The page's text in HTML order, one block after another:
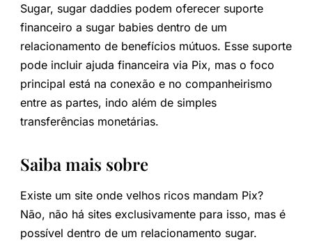
Sugar, sugar daddies podem oferecer suporte
financeiro a sugar babies dentro de um
relacionamento de benefícios mútuos. Esse suporte
pode incluir ajuda financeira via Pix, mas o foco
principal está na conexão e no companheirismo
entre as partes, indo além de simples
transferências monetárias.
Saiba mais sobre
Existe um site onde velhos ricos mandam Pix?
Não, não há sites exclusivamente para isso, mas é
possível dentro de um relacionamento sugar.